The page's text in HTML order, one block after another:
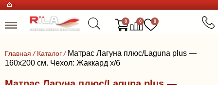
0 0 0
Главная / Каталог / Матрас Лагуна плюс/Laguna plus —
160x200 см. Чехол: Жаккард х/б